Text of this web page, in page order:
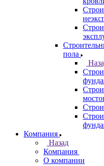
пола
Компания
Назад
Компания
О компании